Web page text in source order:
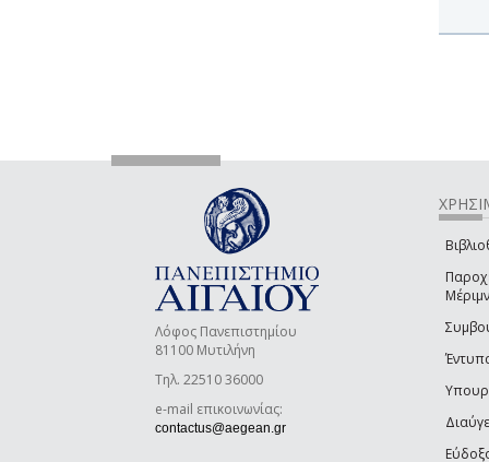
Λόφος Πανεπιστημίου
81100 Μυτιλήνη
Τηλ. 22510 36000
e-mail επικοινωνίας:
contactus@aegean.gr